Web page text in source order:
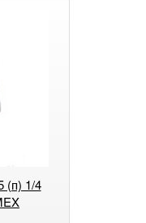
(п) 1/4